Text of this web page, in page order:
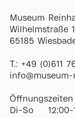
Museum
Wilhelmstraße 1
65185
T.: +49 (0)611
ofni@museum-
Öffnungszeiten
Di-So